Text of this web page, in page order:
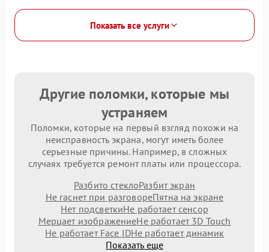
Показать все услуги
Другие поломки, которые мы
устраняем
Поломки, которые на первый взгляд похожи на
неисправность экрана, могут иметь более
серьезные причины. Например, в сложных
случаях требуется ремонт платы или процессора.
Разбито стеклоРазбит экран
Не гаснет при разговореПятна на экране
Нет подсветкиНе работает сенсор
Мерцает изображениеНе работает 3D Touch
Не работает Face IDНе работает динамик
Показать еще